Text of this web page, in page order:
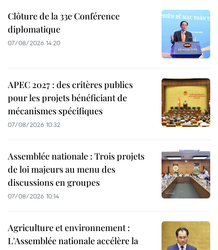
Clôture de la 33e Conférence
diplomatique
07/08/2026 14:20
APEC 2027 : des critères publics
pour les projets bénéficiant de
mécanismes spécifiques
07/08/2026 10:32
Assemblée nationale : Trois projets
de loi majeurs au menu des
discussions en groupes
07/08/2026 10:14
Agriculture et environnement :
L'Assemblée nationale accélère la